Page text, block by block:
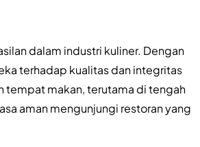
dalam industri kuliner. Dengan
terhadap kualitas dan integritas
tempat makan, terutama di tengah
aman mengunjungi restoran yang